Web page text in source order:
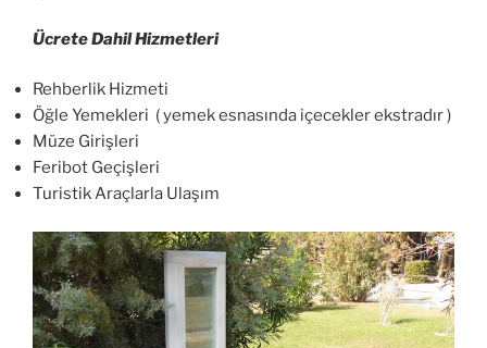
Ücrete Dahil Hizmetleri
Rehberlik Hizmeti
Öğle Yemekleri ( yemek esnasında içecekler ekstradır )
Müze Girişleri
Feribot Geçişleri
Turistik Araçlarla Ulaşım